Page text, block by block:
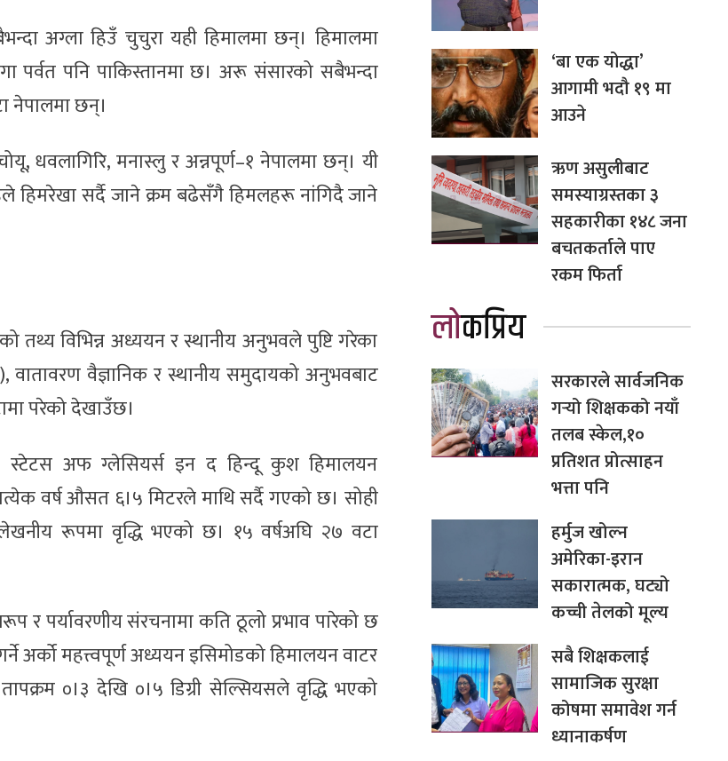
अग्ला हिउँ चुचुरा यही हिमालमा छन्। हिमालमा
पर्वत पनि पाकिस्तानमा छ। अरू संसारको सबैभन्दा
नेपालमा छन्।
धवलागिरि, मनास्लु र अन्नपूर्ण–१ नेपालमा छन्। यी
हिमरेखा सर्दै जाने क्रम बढेसँगै हिमलहरू नांगिदै जाने
तथ्य विभिन्न अध्ययन र स्थानीय अनुभवले पुष्टि गरेका
वातावरण वैज्ञानिक र स्थानीय समुदायको अनुभवबाट
परेको देखाउँछ।
स्टेटस अफ ग्लेसियर्स इन द हिन्दू कुश हिमालयन
वर्ष औसत ६।५ मिटरले माथि सर्दै गएको छ। सोही
रूपमा वृद्धि भएको छ। १५ वर्षअघि २७ वटा
र पर्यावरणीय संरचनामा कति ठूलो प्रभाव पारेको छ
अर्को महत्त्वपूर्ण अध्ययन इसिमोडको हिमालयन वाटर
०।३ देखि ०।५ डिग्री सेल्सियसले वृद्धि भएको
‘बा एक योद्धा’
आगामी भदौ १९ मा
आउने
ऋण असुलीबाट
समस्याग्रस्तका ३
सहकारीका १४८ जना
बचतकर्ताले पाए
रकम फिर्ता
लोकप्रिय
सरकारले सार्वजनिक
गर्‍यो शिक्षकको नयाँ
तलब स्केल,१०
प्रतिशत प्रोत्साहन
भत्ता पनि
हर्मुज खोल्न
अमेरिका-इरान
सकारात्मक, घट्यो
कच्ची तेलको मूल्य
सबै शिक्षकलाई
सामाजिक सुरक्षा
कोषमा समावेश गर्न
ध्यानाकर्षण